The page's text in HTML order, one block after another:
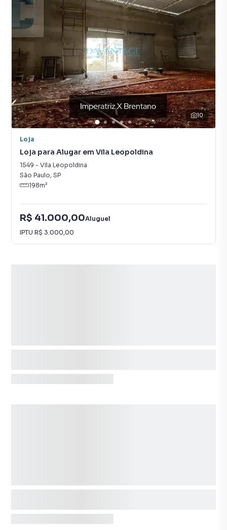
10
Loja
Loja para Alugar em Vila Leopoldina
1549 - Vila Leopoldina
São Paulo, SP
198m²
R$ 41.000,00Aluguel
IPTU R$ 3.000,00